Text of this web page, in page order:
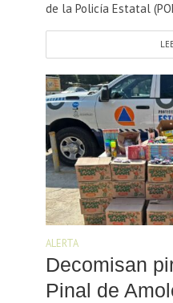
de la Policía Estatal
ALERTA
Decomisan
Pinal de